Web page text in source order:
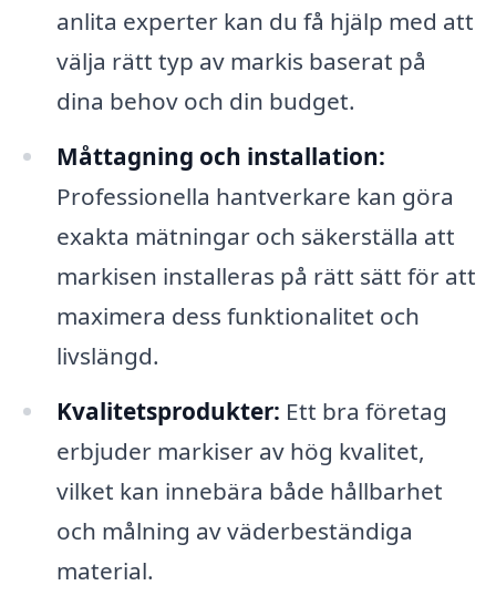
anlita experter kan du få hjälp med att
välja rätt typ av markis baserat på
dina behov och din budget.
Måttagning och installation:
Professionella hantverkare kan göra
exakta mätningar och säkerställa att
markisen installeras på rätt sätt för att
maximera dess funktionalitet och
livslängd.
Kvalitetsprodukter: Ett bra företag
erbjuder markiser av hög kvalitet,
vilket kan innebära både hållbarhet
och målning av väderbeständiga
material.